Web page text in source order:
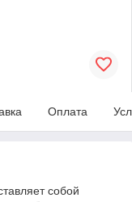
Оплата
собой